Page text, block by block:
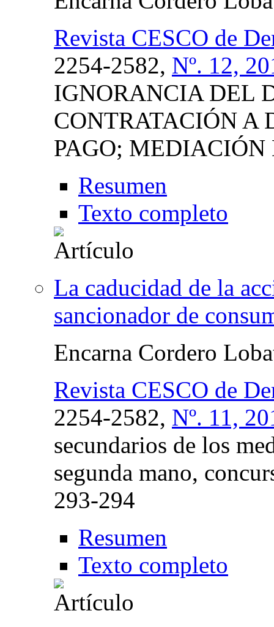
Revista CESCO de
2254-2582, Nº. 12,
IGNORANCIA DEL
CONTRATACIÓN A
PAGO;
Resumen
Texto completo
La caducidad de la
sancionador de
Encarna Cordero
Revista CESCO de
2254-2582, Nº. 11,
secundarios de los
segunda mano,
293-294
Resumen
Texto completo